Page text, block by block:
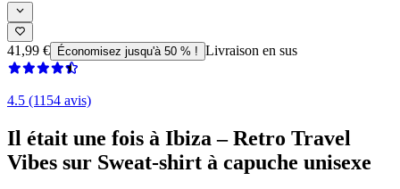
41,99 € Économisez jusqu'à 50 % ! Livraison en sus
4.5 (1154 avis)
Il était une fois à Ibiza – Retro Travel
Vibes sur Sweat-shirt à capuche unisexe